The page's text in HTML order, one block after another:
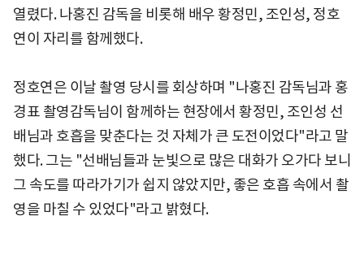
열렸다. 나홍진 감독을 비롯해 배우 황정민, 조인성, 정호
연이 자리를 함께했다.
정호연은 이날 촬영 당시를 회상하며 "나홍진 감독님과 홍
경표 촬영감독님이 함께하는 현장에서 황정민, 조인성 선
배님과 호흡을 맞춘다는 것 자체가 큰 도전이었다"라고 말
했다. 그는 "선배님들과 눈빛으로 많은 대화가 오가다 보니
그 속도를 따라가기가 쉽지 않았지만, 좋은 호흡 속에서 촬
영을 마칠 수 있었다"라고 밝혔다.